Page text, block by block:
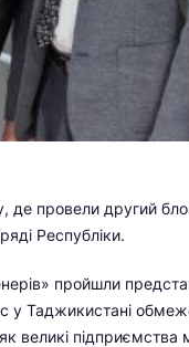
провели другий
Республіки.
пройшли
у Таджикистані
підприємства